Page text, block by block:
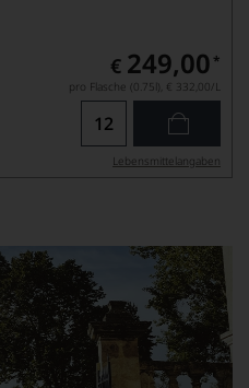
€ 249,00 *
pro Flasche (0.75l), € 332,00/L
Lebensmittel­angaben